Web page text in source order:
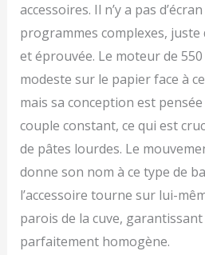
accessoires. Il n’y a pas
programmes complexes, juste
et éprouvée. Le moteur de
modeste sur le papier face à
mais sa conception est
couple constant, ce qui est
de pâtes lourdes. Le
donne son nom à ce type de
l’accessoire tourne sur lui-
parois de la cuve,
parfaitement homogène.